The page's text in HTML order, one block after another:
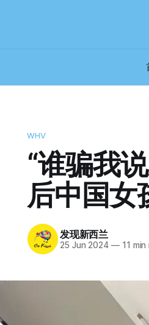
WHV
“谁骗我
后中国女
发现新西兰
25 Jun 2024 —11 min